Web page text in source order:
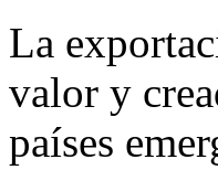
La
valor y
países